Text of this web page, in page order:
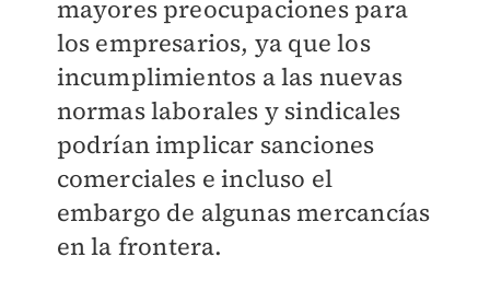
mayores preocupaciones para
los empresarios, ya que los
incumplimientos a las nuevas
normas laborales y sindicales
podrían implicar sanciones
comerciales e incluso el
embargo de algunas mercancías
en la frontera.